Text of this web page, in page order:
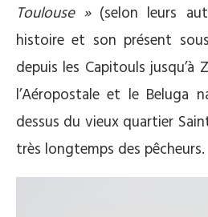
Toulouse » (selon leurs
histoire et son présent
depuis les Capitouls jusqu’à
l’Aéropostale et le Beluga
dessus du vieux quartier
très longtemps des pêcheurs.